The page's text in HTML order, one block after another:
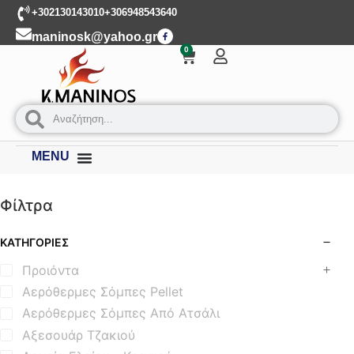
+302130143010+306948543640
maninosk@yahoo.gr
0
MENU
Φίλτρα
ΚΑΤΗΓΟΡΊΕΣ
Προιόντα
Αερόθερμες Σόμπες Pellet
Αερόθερμες Σόμπες Από Ατσάλι
Αξεσουάρ Τζακιού